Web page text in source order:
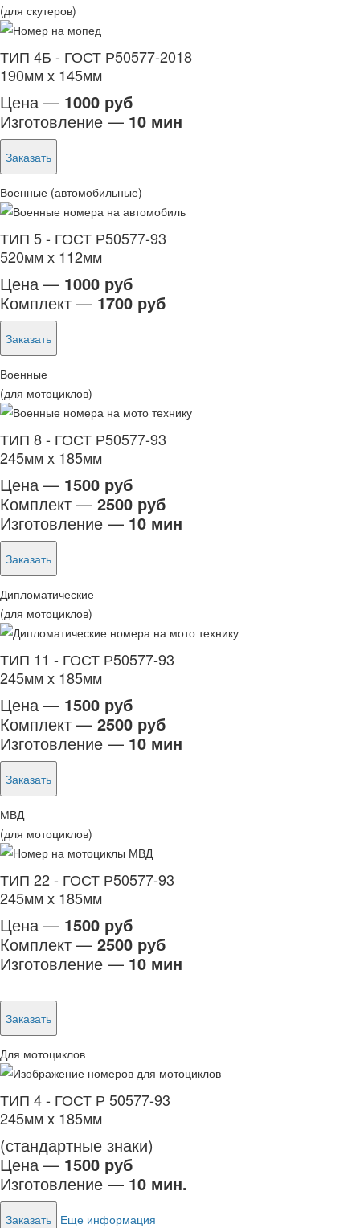
(для скутеров)
ТИП 4Б - ГОСТ Р50577-2018
190мм х 145мм
Цена — 1000 руб
Изготовление — 10 мин
Заказать
Военные (автомобильные)
ТИП 5 - ГОСТ Р50577-93
520мм х 112мм
Цена — 1000 руб
Комплект — 1700 руб
Заказать
Военные
(для мотоциклов)
ТИП 8 - ГОСТ Р50577-93
245мм х 185мм
Цена — 1500 руб
Комплект — 2500 руб
Изготовление — 10 мин
Заказать
Дипломатические
(для мотоциклов)
ТИП 11 - ГОСТ Р50577-93
245мм х 185мм
Цена — 1500 руб
Комплект — 2500 руб
Изготовление — 10 мин
Заказать
МВД
(для мотоциклов)
ТИП 22 - ГОСТ Р50577-93
245мм х 185мм
Цена — 1500 руб
Комплект — 2500 руб
Изготовление — 10 мин
Заказать
Для мотоциклов
ТИП 4 - ГОСТ Р 50577-93
245мм х 185мм
(стандартные знаки)
Цена — 1500 руб
Изготовление — 10 мин.
Заказать Еще информация